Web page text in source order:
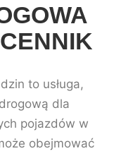
to usługa,
dla
pojazdów w
obejmować